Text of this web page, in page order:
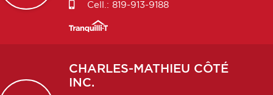
Cell.: 819-913-9188
CHARLES-MATHIEU CÔTÉ
INC.